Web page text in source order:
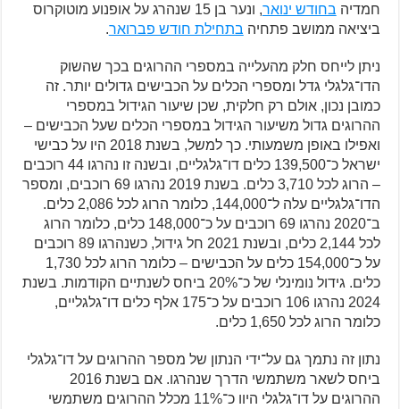
חמדיה בחודש ינואר
, ונער בן 15 שנהרג על אופנוע מוטוקרוס
ביציאה ממושב פתחיה בתחילת חודש פברואר.
ניתן לייחס חלק מהעלייה במספרי ההרוגים בכך שהשוק
הדו־גלגלי גדל ומספרי הכלים על הכבישים גדולים יותר. זה
כמובן נכון, אולם רק חלקית, שכן שיעור הגידול במספרי
ההרוגים גדול משיעור הגידול במספרי הכלים שעל הכבישים –
ואפילו באופן משמעותי. כך למשל, בשנת 2018 היו על כבישי
ישראל כ־139,500 כלים דו־גלגליים, ובשנה זו נהרגו 44 רוכבים
– הרוג לכל 3,710 כלים. בשנת 2019 נהרגו 69 רוכבים, ומספר
הדו־גלגליים עלה ל־144,000, כלומר הרוג לכל 2,086 כלים.
ב־2020 נהרגו 69 רוכבים על כ־148,000 כלים, כלומר הרוג
לכל 2,144 כלים, ובשנת 2021 חל גידול, כשנהרגו 89 רוכבים
על כ־154,000 כלים על הכבישים – כלומר הרוג לכל 1,730
כלים. גידול נומינלי של כ־20% ביחס לשנתיים הקודמות. בשנת
2024 נהרגו 106 רוכבים על כ־175 אלף כלים דו־גלגליים,
כלומר הרוג לכל 1,650 כלים.
נתון זה נתמך גם על־ידי הנתון של מספר ההרוגים על דו־גלגלי
ביחס לשאר משתמשי הדרך שנהרגו. אם בשנת 2016
ההרוגים על דו־גלגלי היוו כ־11% מכלל ההרוגים משתמשי